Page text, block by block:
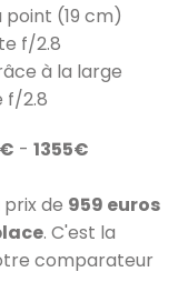
(19 cm)
f/2.8
à la large
f/2.8
- 1355€
de 959 euros
. C'est la
comparateur